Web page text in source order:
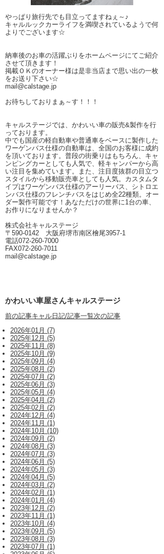
やっぱり旅行先でも目立ってますねぇ～♪
キャルルックカーライフを満喫されているようで何
よりでございます☆
納車後のお車の活躍ぶりをホームページにてご紹介
させて頂きます！
掲載ＯＫのオーナー様は是非当店まで思い出の一枚
をお送り下さい☆
mail@calstage.jp
お待ちしておりまぁ～す！！！
キャルステージでは、かわいい車の販売&製作を行
っております。
中でも国産の軽自動車や普通車をベースに製作した
ワーゲンバス仕様の自動車は、全国のお客様に成約
を頂いております。普段の街乗りはもちろん、キャ
ンピングカーとしても人気で、軽キャンパーから高
い注目を集めています。また、注目度抜群の目立つ
スタイルから移動販売車としても人気。カスタムタ
イプはワーゲンバス仕様のアーリーバス、シトロエ
ンバス仕様のフレンチバスをはじめ全22種類。オー
ダー製作可能です！あなただけの世界に1台の車、
お作りになりませんか？
株式会社キャルステージ
〒590-0142 大阪府堺市南区檜尾3957-1
電話072-260-7000
FAX072-260-7011
mail@calstage.jp
かわいい車屋さんキャルステージ
前の記事キャル日記/記事一覧次の記事
2026年01月 (7)
2025年12月 (5)
2025年11月 (8)
2025年10月 (9)
2025年09月 (4)
2025年08月 (2)
2025年07月 (2)
2025年06月 (3)
2025年05月 (4)
2025年04月 (2)
2025年02月 (2)
2024年12月 (4)
2024年11月 (1)
2024年10月 (10)
2024年09月 (2)
2024年08月 (3)
2024年07月 (3)
2024年06月 (5)
2024年05月 (3)
2024年04月 (5)
2024年03月 (2)
2024年02月 (1)
2024年01月 (4)
2023年12月 (2)
2023年11月 (1)
2023年10月 (4)
2023年09月 (5)
2023年08月 (3)
2023年07月 (1)